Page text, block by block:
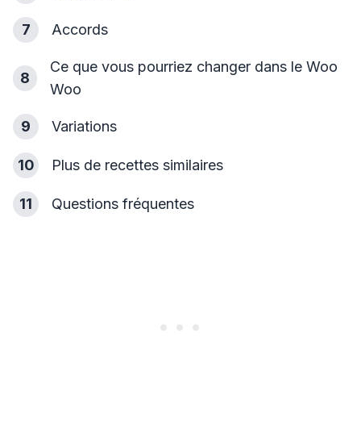
7 Accords
8
Ce que vous pourriez changer dans le Woo
Woo
9 Variations
10 Plus de recettes similaires
11 Questions fréquentes